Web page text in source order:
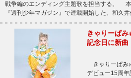
戦争編のエンディング主題歌を担当する。
『週刊少年マガジン』で連載開始した、和久
きゃりーぱ
記念日に新曲
きゃりーぱみ
デビュー15周年